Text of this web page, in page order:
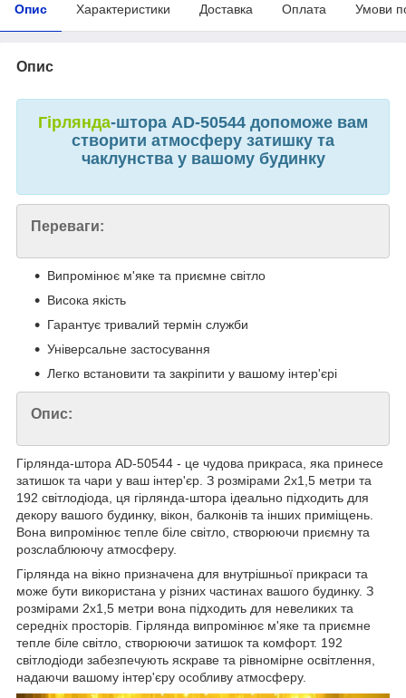
Опис Характеристики Доставка Оплата Умови
Опис
Гірлянда-штора AD-50544 допоможе вам
створити атмосферу затишку та
чаклунства у вашому будинку
Переваги:
Випромінює м'яке та приємне світло
Висока якість
Гарантує тривалий термін служби
Універсальне застосування
Легко встановити та закріпити у вашому інтер'єрі
Опис:
Гірлянда-штора AD-50544 - це чудова прикраса, яка принесе
затишок та чари у ваш інтер'єр. З розмірами 2х1,5 метри та
192 світлодіода, ця гірлянда-штора ідеально підходить для
декору вашого будинку, вікон, балконів та інших приміщень.
Вона випромінює тепле біле світло, створюючи приємну та
розслаблюючу атмосферу.
Гірлянда на вікно призначена для внутрішньої прикраси та
може бути використана у різних частинах вашого будинку. З
розмірами 2х1,5 метри вона підходить для невеликих та
середніх просторів. Гірлянда випромінює м'яке та приємне
тепле біле світло, створюючи затишок та комфорт. 192
світлодіоди забезпечують яскраве та рівномірне освітлення,
надаючи вашому інтер'єру особливу атмосферу.